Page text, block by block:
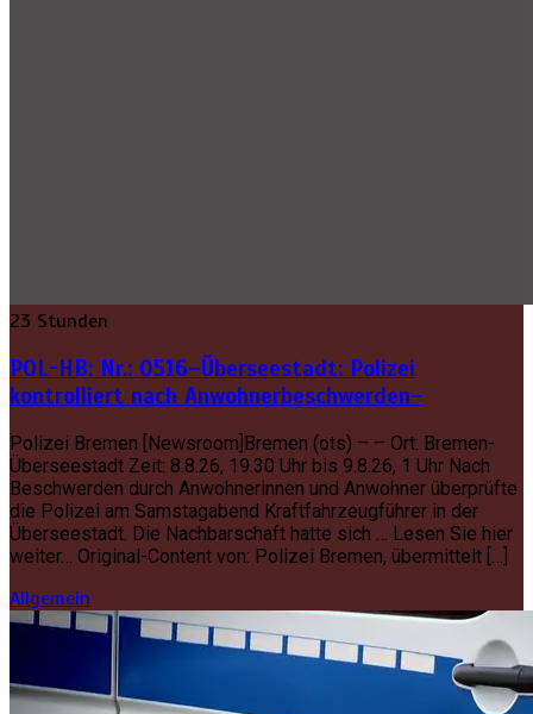
23 Stunden
POL-HB: Nr.: 0516–Überseestadt: Polizei
kontrolliert nach Anwohnerbeschwerden–
Polizei Bremen [Newsroom]Bremen (ots) – – Ort: Bremen-
Überseestadt Zeit: 8.8.26, 19.30 Uhr bis 9.8.26, 1 Uhr Nach
Beschwerden durch Anwohnerinnen und Anwohner überprüfte
die Polizei am Samstagabend Kraftfahrzeugführer in der
Überseestadt. Die Nachbarschaft hatte sich … Lesen Sie hier
weiter… Original-Content von: Polizei Bremen, übermittelt […]
Allgemein